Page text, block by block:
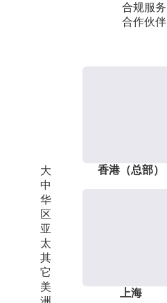
合规服务
合作伙伴
大
中
华
区
亚
太
其
它
美
香港（总部）
上海